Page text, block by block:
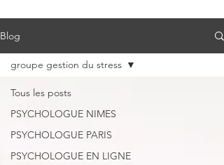
Blog
Tous les posts
PSYCHOLOGUE NIMES
PSYCHOLOGUE PARIS
PSYCHOLOGUE EN LIGNE
groupe gestion du stress